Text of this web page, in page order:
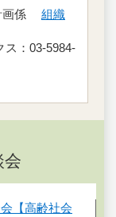
画係 組織
：03-5984-
会
【高齢社会